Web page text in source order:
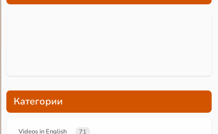
Категории
Videos in English 71